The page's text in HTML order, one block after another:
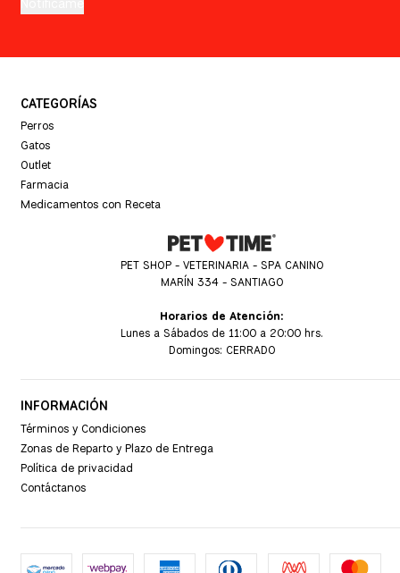
CATEGORÍAS
Perros
Gatos
Outlet
Farmacia
Medicamentos con Receta
PET SHOP - VETERINARIA - SPA CANINO
MARÍN 334 - SANTIAGO
Horarios de Atención:
Lunes a Sábados de 11:00 a 20:00 hrs.
Domingos: CERRADO
INFORMACIÓN
Términos y Condiciones
Zonas de Reparto y Plazo de Entrega
Política de privacidad
Contáctanos